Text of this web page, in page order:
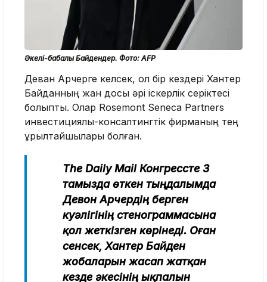
Әкелі-бабалы Байдендер. Фото: AFP
Деван Арчерге келсек, ол бір кездері Хантер
Байданның жан досы әрі іскерлік серіктесі
болыпты. Олар Rosemont Seneca Partners
инвестициялық-консалтингтік фирманың тең
құрылтайшылары болған.
The Daily Mail Конгрессте 3
тамызда өткен тыңдалымда
Девон Арчердің берген
куәлігінің стенограммасына
қол жеткізген көрінеді. Оған
сенсек, Хантер Байден
жобаларын жасап жатқан
кезде әкесінің ықпалын